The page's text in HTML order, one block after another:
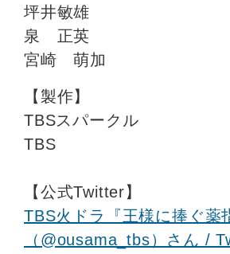
坪井敏雄
泉 正英
宮崎 萌加
【製作】
TBSスパークル
TBS
【公式Twitter】
TBS火ドラ『王様に捧ぐ薬
（@ousama_tbs）さん /